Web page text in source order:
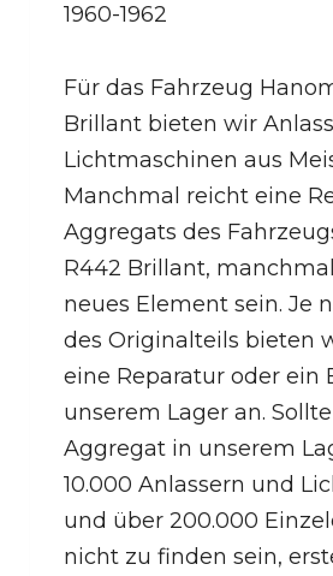
1960-1962
Für das Fahrzeug
Brillant bieten wir
Lichtmaschinen aus
Manchmal reicht eine
Aggregats des
R442 Brillant,
neues Element sein. Je
des Originalteils bieten
eine Reparatur oder ein
unserem Lager an.
Aggregat in unserem
10.000 Anlassern und
und über 200.000
nicht zu finden sein,